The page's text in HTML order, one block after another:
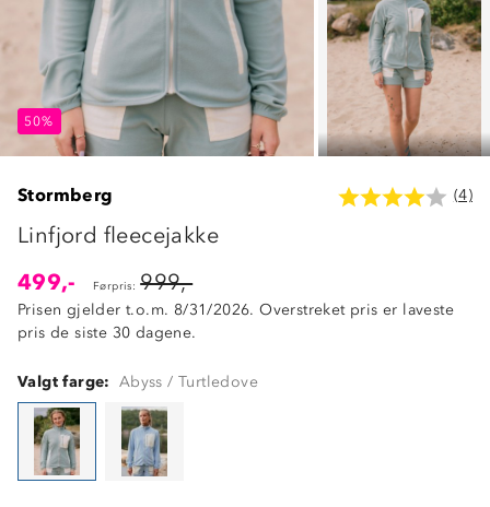
50% 50%
50%
Stormberg (4)
Linfjord fleecejakke
499,-
Førpris: 999,-
Prisen gjelder t.o.m. 8/31/2026. Overstreket pris er laveste
pris de siste 30 dagene.
Valgt farge: Abyss / Turtledove